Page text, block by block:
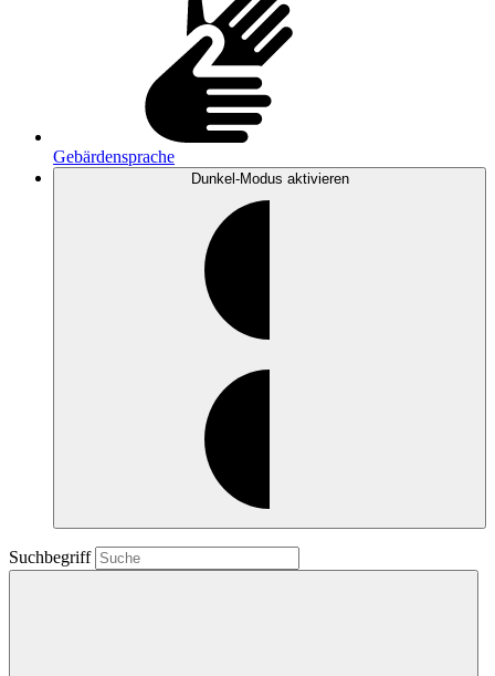
Gebärdensprache
Dunkel-Modus aktivieren
Suchbegriff